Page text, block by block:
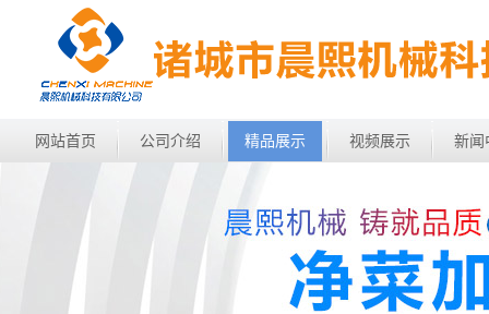
网站首页 公司介绍 精品展示 视频展示 新闻